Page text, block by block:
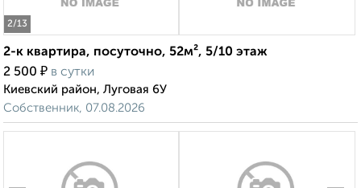
2/13
2-к квартира, посуточно, 52м², 5/10 этаж
2 500 ₽ в сутки
Киевский район, Луговая 6У
Собственник, 07.08.2026